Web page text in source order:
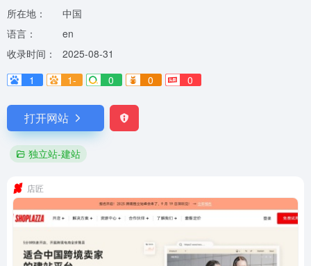
所在地：
中国
语言：
en
收录时间：
2025-08-31
1
1- 0 0 0
打开网站
独立站-建站
店匠